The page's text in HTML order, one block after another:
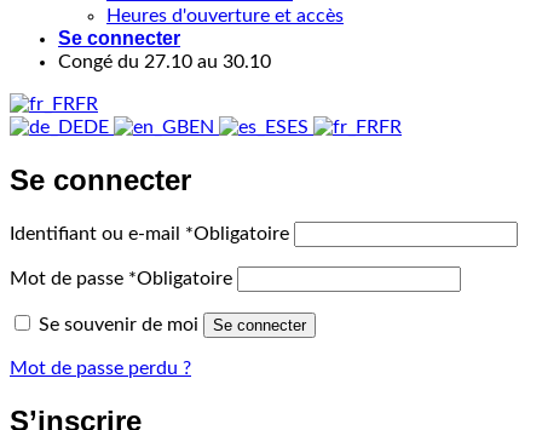
Heures d'ouverture et accès
Se connecter
Congé du 27.10 au 30.10
FR
DE
EN ES FR
Se connecter
Identifiant ou e-mail *Obligatoire
Mot de passe *Obligatoire
Se souvenir de moi Se connecter
Mot de passe perdu ?
S’inscrire